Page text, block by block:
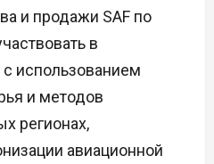
и продажи SAF по
в
использованием
и методов
регионах,
авиационной